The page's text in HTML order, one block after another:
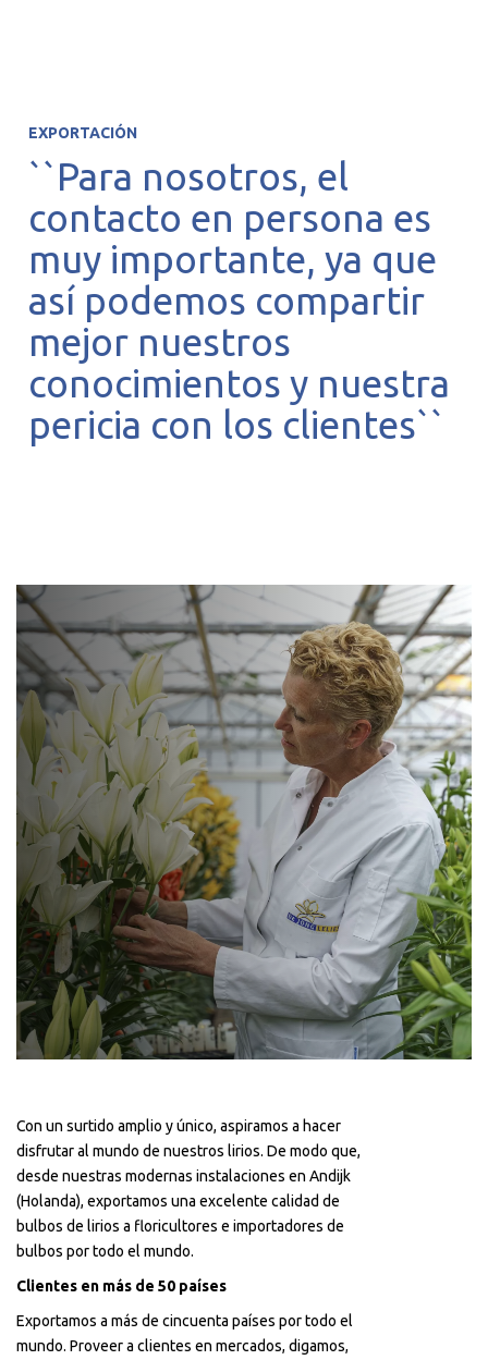
EXPORTACIÓN
``Para nosotros, el
contacto en persona es
muy importante, ya que
así podemos compartir
mejor nuestros
conocimientos y nuestra
pericia con los clientes``
Con un surtido amplio y único, aspiramos a hacer
disfrutar al mundo de nuestros lirios. De modo que,
desde nuestras modernas instalaciones en Andijk
(Holanda), exportamos una excelente calidad de
bulbos de lirios a floricultores e importadores de
bulbos por todo el mundo.
Clientes en más de 50 países
Exportamos a más de cincuenta países por todo el
mundo. Proveer a clientes en mercados, digamos,